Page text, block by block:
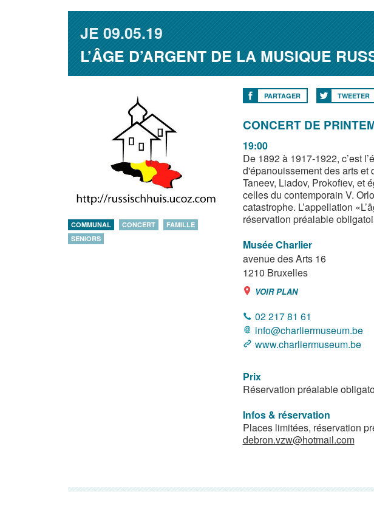
JE09.05.19
L’ÂGE D’ARGENT DE LA MUSIQUE
COMMUNAL CONCERT
FAMILLE
SENIORS
PARTAGER TWEETER
CONCERT DE
19:00
De 1892 à 1917-1922, c’est
d'épanouissement des arts et
Taneev, Liadov, Prokofiev, et
celles du contemporain V.
catastrophe. L’appellation
réservation préalable
Musée Charlier
avenue des Arts 16
1210 Bruxelles
VOIR PLAN
02 217 81 61
info@charliermuseum.be
www.charliermuseum.be
Prix
Réservation préalable
Infos & réservation
Places limitées, réservation
debron.vzw@hotmail.com